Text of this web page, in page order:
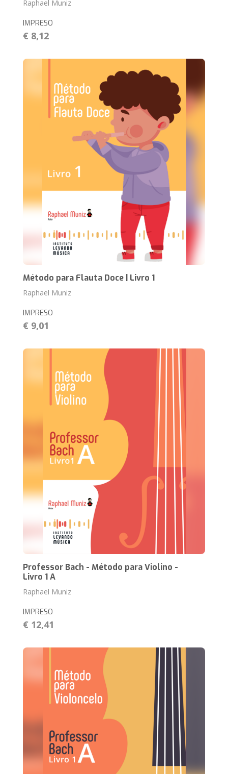
Raphael Muniz
IMPRESO
€ 8,12
Método para Flauta Doce | Livro 1
Raphael Muniz
IMPRESO
€ 9,01
Professor Bach - Método para Violino -
Livro 1 A
Raphael Muniz
IMPRESO
€ 12,41